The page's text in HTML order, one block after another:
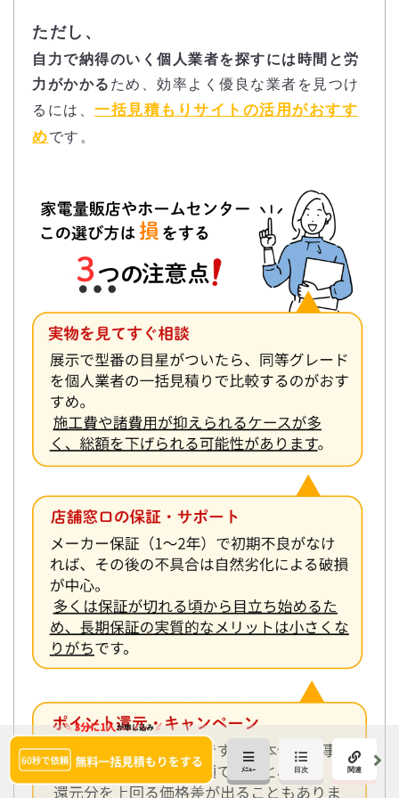
ただし、
自力で納得のいく個人業者を探すには時間と労
力がかかる ため、効率よく優良な業者を見つけ
るには、 一括見積もりサイトの活用がおすす
めです。